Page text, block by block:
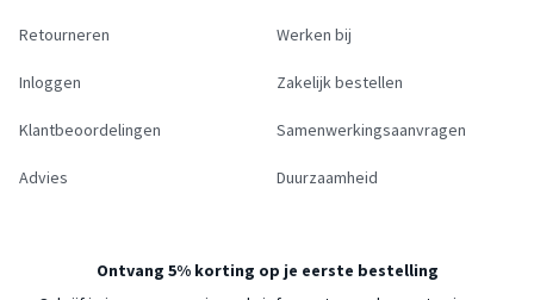
Retourneren
Inloggen
Klantbeoordelingen
Advies
Werken bij
Zakelijk bestellen
Samenwerkingsaanvragen
Duurzaamheid
Ontvang 5% korting op je eerste bestelling